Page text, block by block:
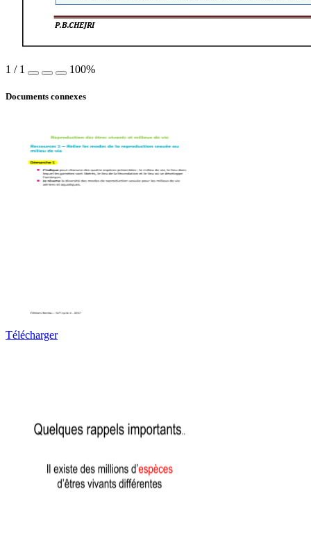
P.B.CHEJRI
1 / 1 100%
Documents connexes
Télécharger